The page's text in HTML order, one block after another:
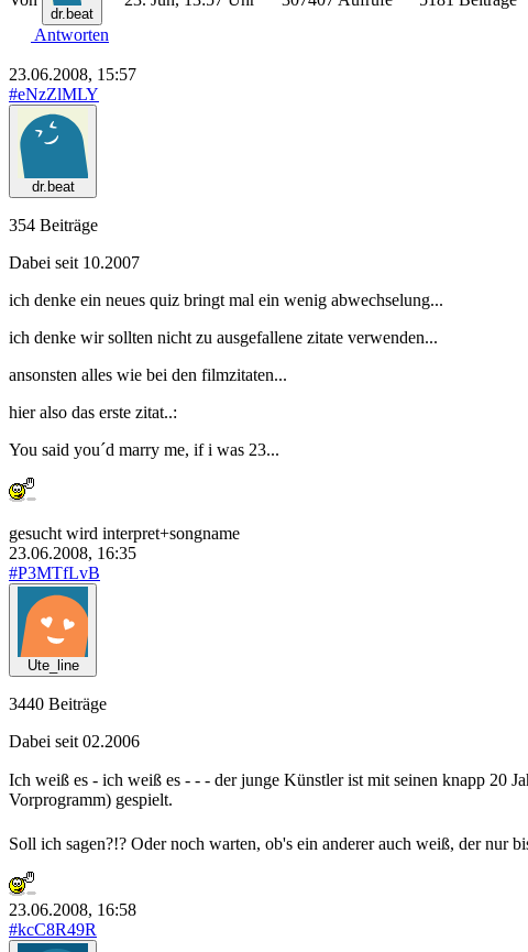
dr.beat
Antworten
23.06.2008, 15:57
#eNzZlMLY
dr.beat
354 Beiträge
Dabei seit 10.2007
ich denke ein neues quiz bringt mal ein wenig abwechselung...
ich denke wir sollten nicht zu ausgefallene zitate verwenden...
ansonsten alles wie bei den filmzitaten...
hier also das erste zitat..:
You said you´d marry me, if i was 23...
gesucht wird interpret+songname
23.06.2008, 16:35
#P3MTfLvB
Ute_line
3440 Beiträge
Dabei seit 02.2006
Ich weiß es - ich weiß es - - - der junge Künstler ist mit seinen knapp 20
Vorprogramm) gespielt.
Soll ich sagen?!? Oder noch warten, ob's ein anderer auch weiß, der nur
23.06.2008, 16:58
#kcC8R49R